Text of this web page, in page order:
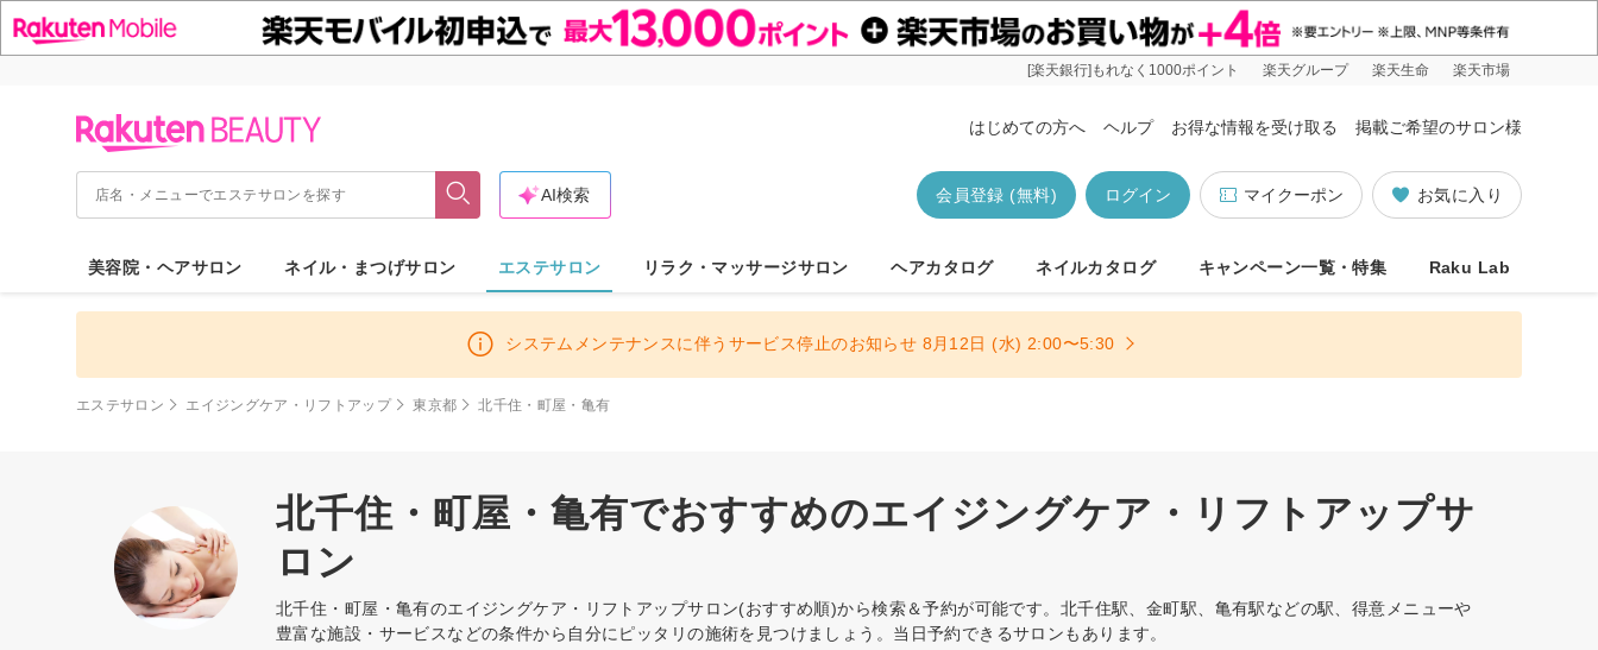
[楽天銀行]もれなく1000ポイント 楽天グループ 楽天生命 楽天市場
はじめての方へ ヘルプ お得な情報を受け取る 掲載ご希望のサロン様
お気に入り
マイクーポン
ログイン
会員登録 (無料)
AI検索
美容院・ヘアサロン ネイル・まつげサロン エステサロン リラク・マッサージサロン ヘアカタログ ネイルカタログ キャンペーン一覧・特集 Raku Lab
システムメンテナンスに伴うサービス停止のお知らせ 8月12日 (水) 2:00〜5:30
エステサロン エイジングケア・リフトアップ 東京都 北千住・町屋・亀有
北千住・町屋・亀有でおすすめのエイジングケア・リフトアップサ
ロン
北千住・町屋・亀有のエイジングケア・リフトアップサロン(おすすめ順)から検索＆予約が可能です。北千住駅、金町駅、亀有駅などの駅、得意メニューや
豊富な施設・サービスなどの条件から自分にピッタリの施術を見つけましょう。当日予約できるサロンもあります。